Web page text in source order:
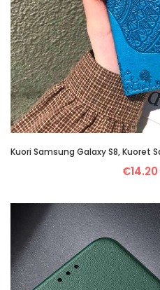
€14.20